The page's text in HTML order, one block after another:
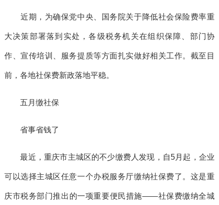
近期，为确保党中央、国务院关于降低社会保险费率重
大决策部署落到实处，各级税务机关在组织保障、部门协
作、宣传培训、服务提质等方面扎实做好相关工作。截至目
前，各地社保费新政落地平稳。
五月缴社保
省事省钱了
最近，重庆市主城区的不少缴费人发现，自5月起，企业
可以选择主城区任意一个办税服务厅缴纳社保费了。这是重
庆市税务部门推出的一项重要便民措施——社保费缴纳全城